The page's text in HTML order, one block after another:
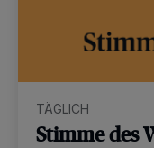
TÄGLICH
Stimme des